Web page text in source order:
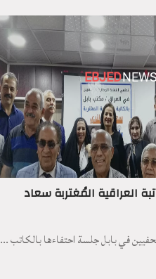
EBJED
العراقية المُغتربة سعاد
في بابل جلسة احتفاءها بالكاتب ...